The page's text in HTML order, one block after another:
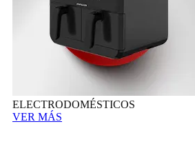
ELECTRODOMÉSTICOS
VER MÁS